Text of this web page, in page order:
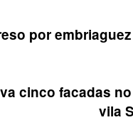
por
cinco facadas
vila